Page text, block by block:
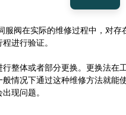
服阀在实际的维修过程中，对存
进行验证。
整体或者部分更换。更换法在
情况下通过这种维修方法就能
现问题。